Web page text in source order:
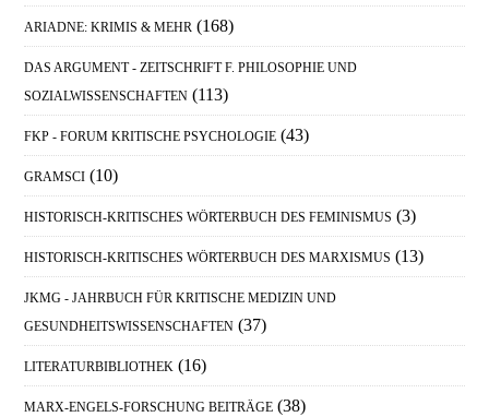
ARIADNE: KRIMIS & MEHR (168)
DAS ARGUMENT - ZEITSCHRIFT F. PHILOSOPHIE UND
SOZIALWISSENSCHAFTEN (113)
FKP - FORUM KRITISCHE PSYCHOLOGIE (43)
GRAMSCI (10)
HISTORISCH-KRITISCHES WÖRTERBUCH DES FEMINISMUS (3)
HISTORISCH-KRITISCHES WÖRTERBUCH DES MARXISMUS (13)
JKMG - JAHRBUCH FÜR KRITISCHE MEDIZIN UND
GESUNDHEITSWISSENSCHAFTEN (37)
LITERATURBIBLIOTHEK (16)
MARX-ENGELS-FORSCHUNG BEITRÄGE (38)